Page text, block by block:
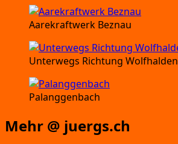
Aarekraftwerk Beznau
Unterwegs Richtung Wolfhalden
Palanggenbach
Mehr @ juergs.ch